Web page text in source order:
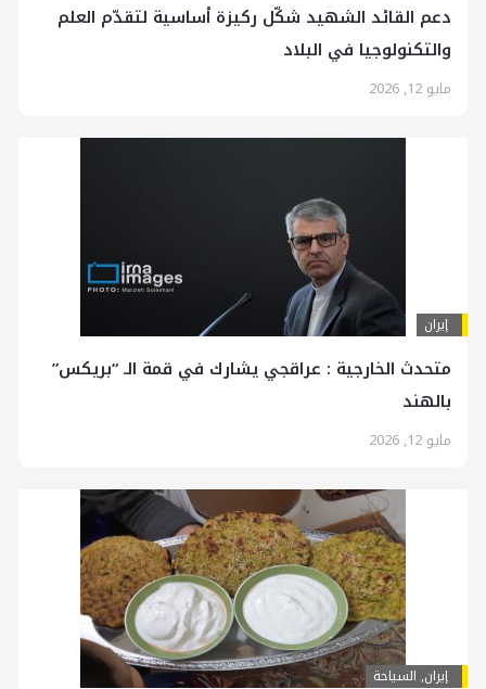
دعم القائد الشهيد شكّل ركيزة أساسية لتقدّم العلم
والتكنولوجيا في البلاد
مايو 12, 2026
إيران
متحدث الخارجية : عراقجي يشارك في قمة الـ “بريكس”
بالهند
مايو 12, 2026
إيران, السياحة